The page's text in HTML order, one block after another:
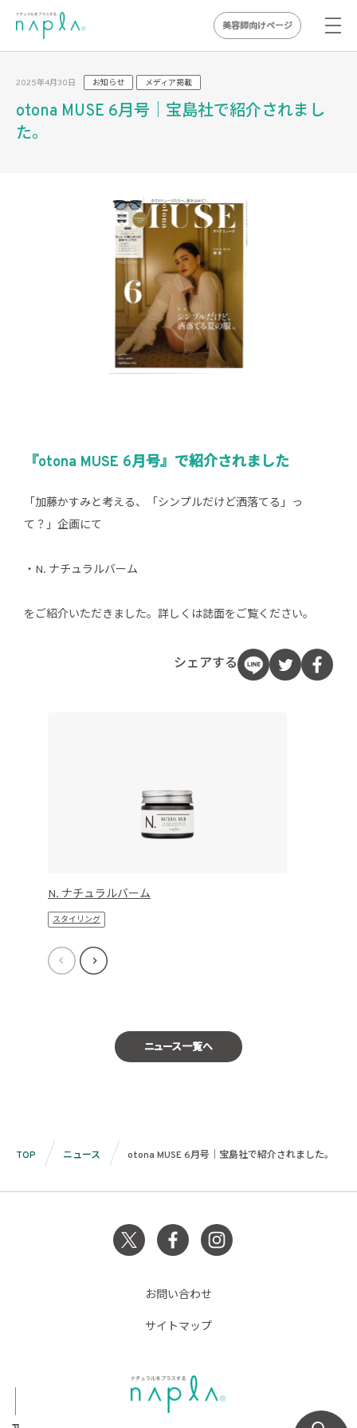
content
美容師向けページ
2025年4月30日 お知らせ メディア掲載
otona MUSE 6月号｜宝島社で紹介されまし
た。
『otona MUSE 6月号』で紹介されました
「加藤かすみと考える、「シンプルだけど洒落てる」っ
て？」企画にて
・N. ナチュラルバーム
をご紹介いただきました。詳しくは誌面をご覧ください。
シェアする
N. ナチュラルバーム
スタイリング
ニュース一覧へ
TOP ニュース otona MUSE 6月号｜宝島社で紹介されました。
お問い合わせ
サイトマップ